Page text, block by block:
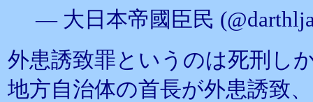
— 大日本帝國臣民
外患誘致罪というのは死刑し
地方自治体の首長が外患誘致